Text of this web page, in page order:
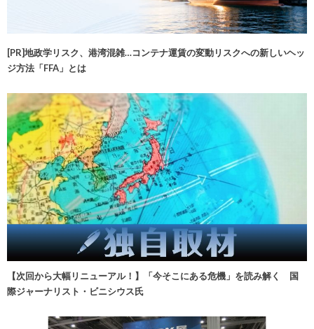
[PR]地政学リスク、港湾混雑…コンテナ運賃の変動リスクへの新しいヘッ
ジ方法「FFA」とは
【次回から大幅リニューアル！】「今そこにある危機」を読み解く 国
際ジャーナリスト・ビニシウス氏